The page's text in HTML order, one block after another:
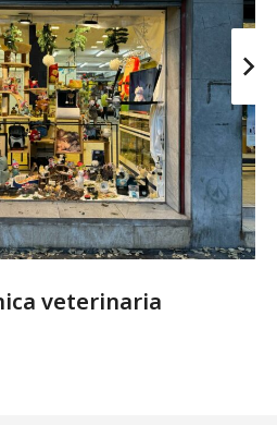
veterinaria